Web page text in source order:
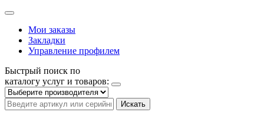
Мои заказы
Закладки
Управление профилем
Быстрый поиск по
каталогу услуг и товаров:
Искать